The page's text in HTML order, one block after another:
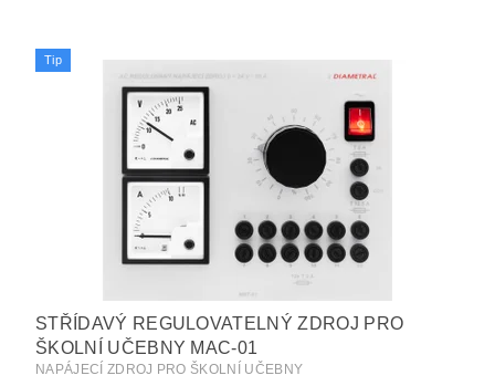
Tip
STŘÍDAVÝ REGULOVATELNÝ ZDROJ PRO
ŠKOLNÍ UČEBNY MAC-01
NAPÁJECÍ ZDROJ PRO ŠKOLNÍ UČEBNY